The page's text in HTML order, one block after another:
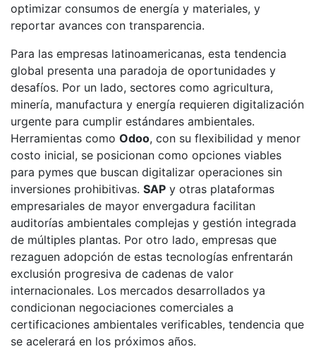
optimizar consumos de energía y materiales, y
reportar avances con transparencia.
Para las empresas latinoamericanas, esta tendencia
global presenta una paradoja de oportunidades y
desafíos. Por un lado, sectores como agricultura,
minería, manufactura y energía requieren digitalización
urgente para cumplir estándares ambientales.
Herramientas como Odoo, con su flexibilidad y menor
costo inicial, se posicionan como opciones viables
para pymes que buscan digitalizar operaciones sin
inversiones prohibitivas. SAP y otras plataformas
empresariales de mayor envergadura facilitan
auditorías ambientales complejas y gestión integrada
de múltiples plantas. Por otro lado, empresas que
rezaguen adopción de estas tecnologías enfrentarán
exclusión progresiva de cadenas de valor
internacionales. Los mercados desarrollados ya
condicionan negociaciones comerciales a
certificaciones ambientales verificables, tendencia que
se acelerará en los próximos años.